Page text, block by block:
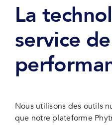
La
service
Nous utilisons des outils
que notre plateforme